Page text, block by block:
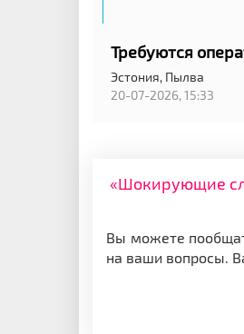
Требуются
Эстония, Пылва
20-07-2026, 15:33
«Шокирующие
Вы можете
на ваши вопросы.